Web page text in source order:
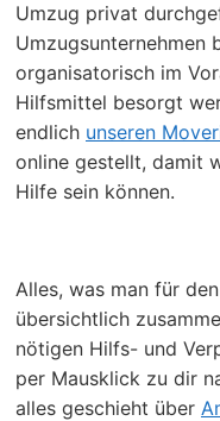
Umzug privat
Umzugsunternehmen
organisatorisch im
Hilfsmittel besorgt
endlich unseren
online gestellt, damit
Hilfe sein können.
Alles, was man für
übersichtlich
nötigen Hilfs- und
per Mausklick zu dir
alles geschieht über